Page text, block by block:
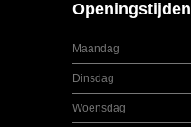
Openingstijden
Maandag
Dinsdag
Woensdag